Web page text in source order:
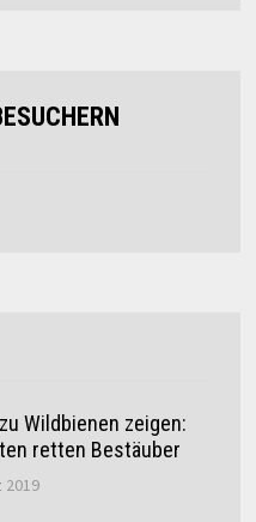
Wildbienen zeigen:
retten Bestäuber
2019